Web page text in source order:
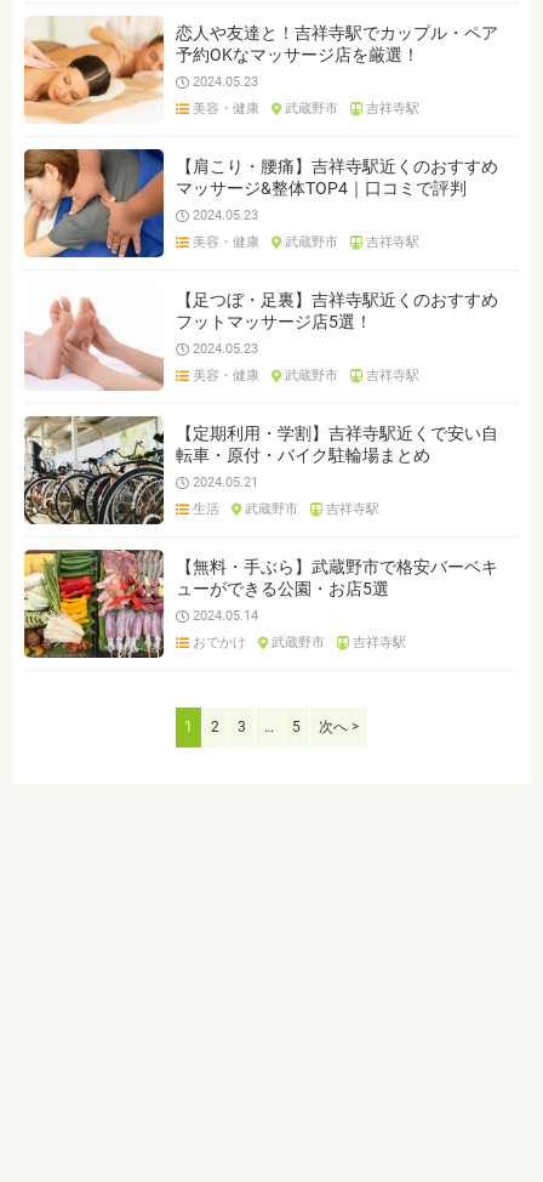
恋人や友達と！吉祥寺駅でカップル・ペア
予約OKなマッサージ店を厳選！
2024.05.23
美容・健康
武蔵野市 吉祥寺駅
【肩こり・腰痛】吉祥寺駅近くのおすすめ
マッサージ&整体TOP4｜口コミで評判
2024.05.23
美容・健康
武蔵野市 吉祥寺駅
【足つぼ・足裏】吉祥寺駅近くのおすすめ
フットマッサージ店5選！
2024.05.23
美容・健康
武蔵野市 吉祥寺駅
【定期利用・学割】吉祥寺駅近くで安い自
転車・原付・バイク駐輪場まとめ
2024.05.21
生活
武蔵野市 吉祥寺駅
【無料・手ぶら】武蔵野市で格安バーベキ
ューができる公園・お店5選
2024.05.14
おでかけ
武蔵野市 吉祥寺駅
1 2 3 … 5 次へ >